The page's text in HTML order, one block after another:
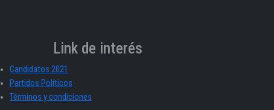
Link de interés
Candidatos 2021
Partidos Políticos
Términos y condiciones